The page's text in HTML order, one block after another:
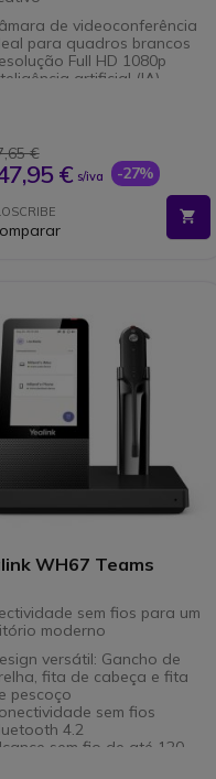
de videoconferência
para quadros brancos
Full HD 1080p
artificial (IA)
e fácil de conectar
elegante e
branco não incluído
com Microsoft
€
€ s/iva -27%
WH67 Teams
sem fios para um
moderno
versátil: Gancho de
fita de cabeça e fita
pescoço
sem fios
4.2
sem fio de até 120